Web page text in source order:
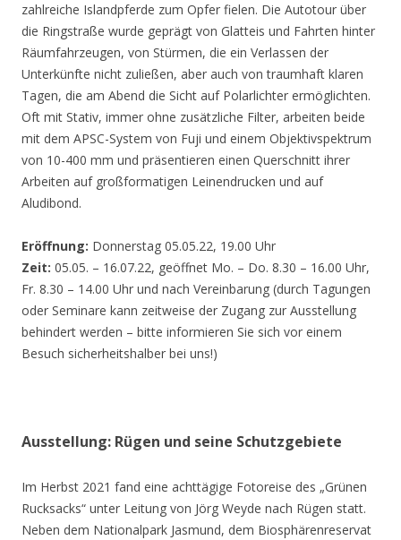
zahlreiche Islandpferde zum Opfer fielen. Die Autotour über
die Ringstraße wurde geprägt von Glatteis und Fahrten hinter
Räumfahrzeugen, von Stürmen, die ein Verlassen der
Unterkünfte nicht zuließen, aber auch von traumhaft klaren
Tagen, die am Abend die Sicht auf Polarlichter ermöglichten.
Oft mit Stativ, immer ohne zusätzliche Filter, arbeiten beide
mit dem APSC-System von Fuji und einem Objektivspektrum
von 10-400 mm und präsentieren einen Querschnitt ihrer
Arbeiten auf großformatigen Leinendrucken und auf
Aludibond.
Eröffnung: Donnerstag 05.05.22, 19.00 Uhr
Zeit: 05.05. – 16.07.22, geöffnet Mo. – Do. 8.30 – 16.00 Uhr,
Fr. 8.30 – 14.00 Uhr und nach Vereinbarung (durch Tagungen
oder Seminare kann zeitweise der Zugang zur Ausstellung
behindert werden – bitte informieren Sie sich vor einem
Besuch sicherheitshalber bei uns!)
Ausstellung: Rügen und seine Schutzgebiete
Im Herbst 2021 fand eine achttägige Fotoreise des „Grünen
Rucksacks“ unter Leitung von Jörg Weyde nach Rügen statt.
Neben dem Nationalpark Jasmund, dem Biosphärenreservat